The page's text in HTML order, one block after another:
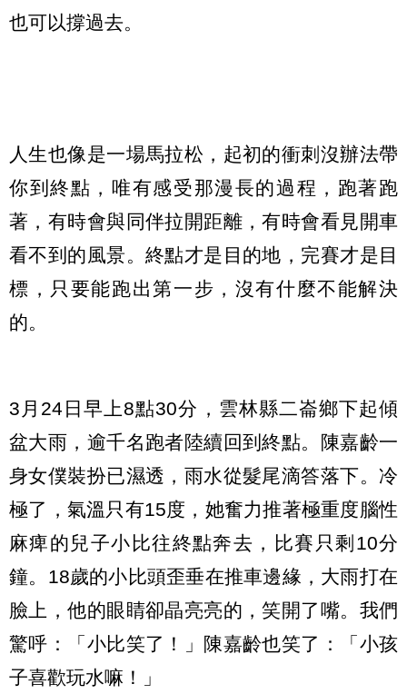
也可以撐過去。
人生也像是一場馬拉松，起初的衝刺沒辦法帶
你到終點，唯有感受那漫長的過程，跑著跑
著，有時會與同伴拉開距離，有時會看見開車
看不到的風景。終點才是目的地，完賽才是目
標，只要能跑出第一步，沒有什麼不能解決
的。
3月24日早上8點30分，雲林縣二崙鄉下起傾
盆大雨，逾千名跑者陸續回到終點。陳嘉齡一
身女僕裝扮已濕透，雨水從髮尾滴答落下。冷
極了，氣溫只有15度，她奮力推著極重度腦性
麻痺的兒子小比往終點奔去，比賽只剩10分
鐘。18歲的小比頭歪垂在推車邊緣，大雨打在
臉上，他的眼睛卻晶亮亮的，笑開了嘴。我們
驚呼：「小比笑了！」陳嘉齡也笑了：「小孩
子喜歡玩水嘛！」